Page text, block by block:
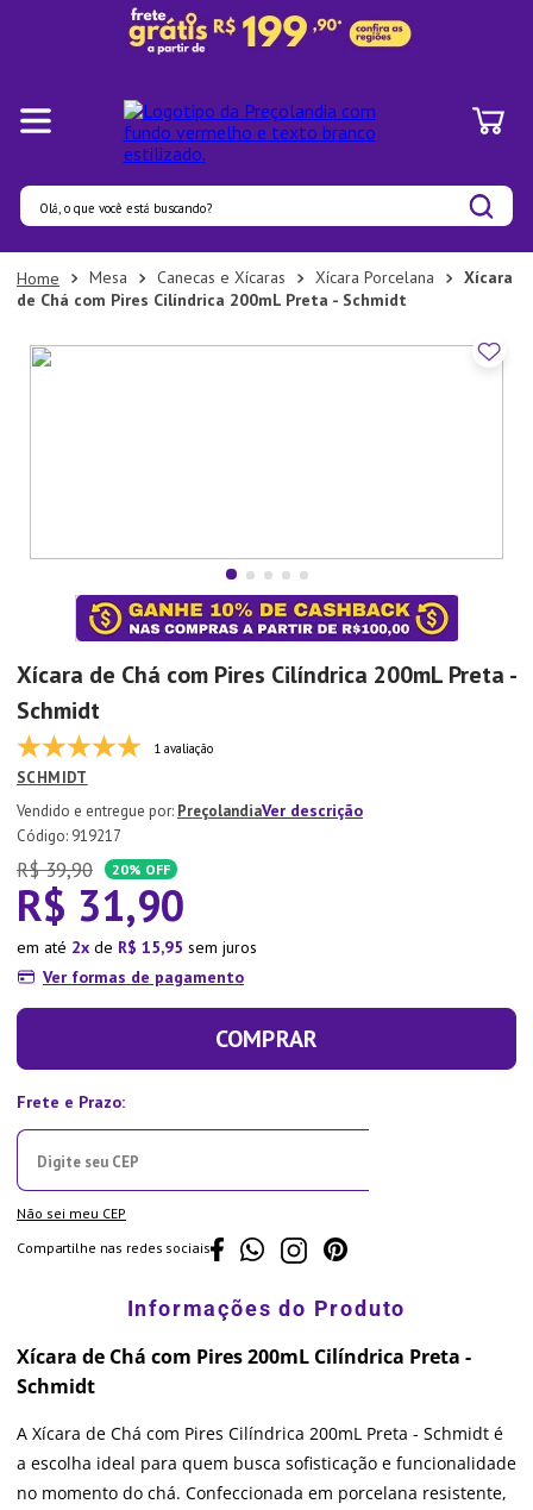
Olá, o que você está buscando?
Mesa Canecas e Xícaras Xícara Porcelana
Xícara
de Chá com Pires Cilíndrica 200mL Preta - Schmidt
Xícara de Chá com Pires Cilíndrica 200mL Preta -
Schmidt
1 avaliação
SCHMIDT
PreçolandiaVer descrição
: 919217
R$ 39,90 20% OFF
R$ 31,90
em até 2 de R$ 15,95 sem juros
Ver formas de pagamento
COMPRAR
Não sei meu CEP
Compartilhe nas redes sociais
Xícara de Chá com Pires 200mL Cilíndrica Preta -
Schmidt
A Xícara de Chá com Pires Cilíndrica 200mL Preta - Schmidt é
a escolha ideal para quem busca sofisticação e funcionalidade
no momento do chá. Confeccionada em porcelana resistente,
Termos mais buscados
1º
Panelas
2º
Pratos
7º
Tapete
Aparelho Jantar
Xicara
10º Lixeira